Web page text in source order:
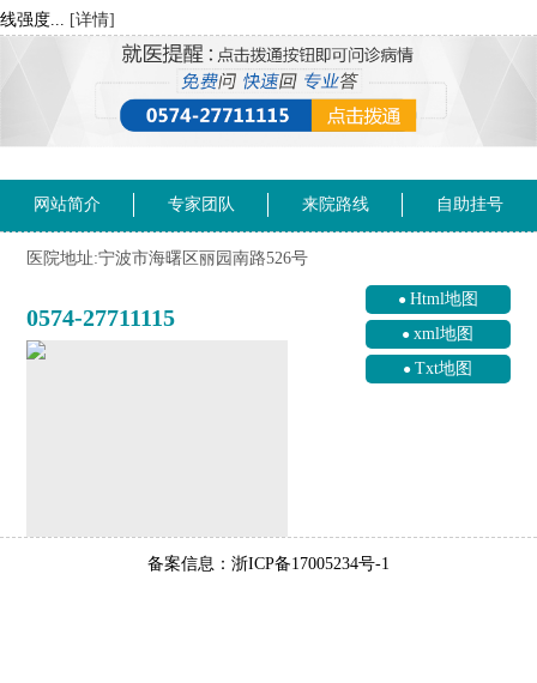
线强度... [详情]
网站简介 专家团队 来院路线 自助挂号
医院地址:宁波市海曙区丽园南路526号
0574-27711115
Html地图
xml地图
Txt地图
备案信息：浙ICP备17005234号-1